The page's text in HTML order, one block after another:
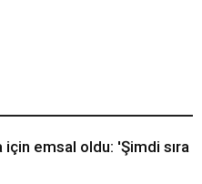
için emsal oldu: 'Şimdi sıra